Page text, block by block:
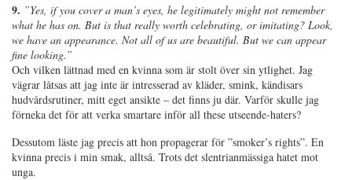
9. ”Yes, if you cover a man’s eyes, he legitimately might not remember
what he has on. But is that really worth celebrating, or imitating? Look,
we have an appearance. Not all of us are beautiful. But we can appear
fine looking.”
Och vilken lättnad med en kvinna som är stolt över sin ytlighet. Jag
vägrar låtsas att jag inte är intresserad av kläder, smink, kändisars
hudvårdsrutiner, mitt eget ansikte – det finns ju där. Varför skulle jag
förneka det för att verka smartare inför all these utseende-haters?
Dessutom läste jag precis att hon propagerar för ”smoker’s rights”. En
kvinna precis i min smak, alltså. Trots det slentrianmässiga hatet mot
unga.